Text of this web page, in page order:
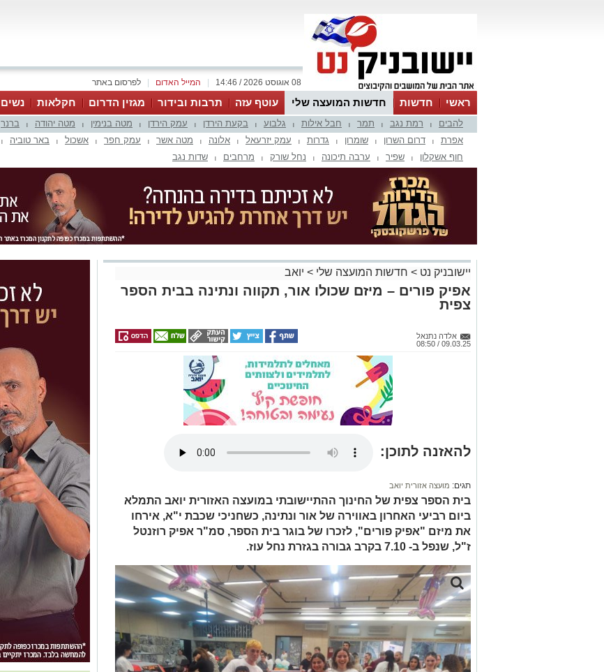
לפרסום באתר המייל האדום 08 אוגוסט 2026 / 14:46
ראשי חדשות חדשות המועצה שלי עוטף עזה תרבות ובידור מגזין הדרום חקלאות נשים
אינדקס עסקים
לוח טיפים והמלצות להבים רמת נגב תמר חבל אילות גלבוע בקעת הירדן עמק הירדן מטה בנימין מטה יהודה ברנר
אפרת דרום השרון שומרון גדרות עמק יזרעאל אלונה מטה אשר עמק חפר אשכול באר טוביה
חוף אשקלון שפיר ערבה תיכונה נחל שורק מרחבים שדות נגב
יישובניק נט > חדשות המועצה שלי > יואב
אפיק פורים – מיזם שכולו אור, תקווה ונתינה בבית הספר
צפית
אלדה נתנאל
09.03.25 / 08:50
להאזנה לתוכן:
תגים: מועצה אזורית יואב
בית הספר צפית של החינוך ההתיישובתי במועצה האזורית יואב התמלא
ביום רביעי האחרון באווירה של אור ונתינה, כשחניכי שכבת י"א, אירחו
את מיזם "אפיק פורים", לזכרו של בוגר בית הספר, סמ"ר אפיק רוזנטל
ז"ל, שנפל ב- 7.10 בקרב גבורה בגזרת נחל עוז.